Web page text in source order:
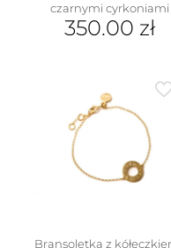
czarnymi cyrkoniami
350.00 zł
Bransoletka z